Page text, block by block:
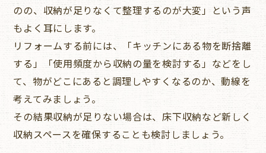
のの、収納が足りなくて整理するのが大変」という声
もよく耳にします。
リフォームする前には、「キッチンにある物を断捨離
する」「使用頻度から収納の量を検討する」などをし
て、物がどこにあると調理しやすくなるのか、動線を
考えてみましょう。
その結果収納が足りない場合は、床下収納など新しく
収納スペースを確保することも検討しましょう。